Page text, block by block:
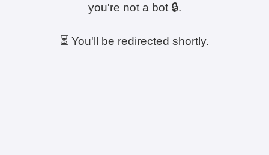
you're not a bot 🔒.
⏳ You'll be redirected shortly.